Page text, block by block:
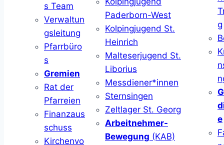
s Team
Verwaltun
gsleitung
Pfarrbüro
s
Gremien
Rat der
Pfarreien
Finanzaus
schuss
Kirchenvo
Paderborn-West
Kolpingjugend St.
Heinrich
Malteserjugend St.
Liborius
Messdiener*innen
Sternsingen
Zeltlager St. Georg
Arbeitnehmer-
Bewegung (KAB)
g
e